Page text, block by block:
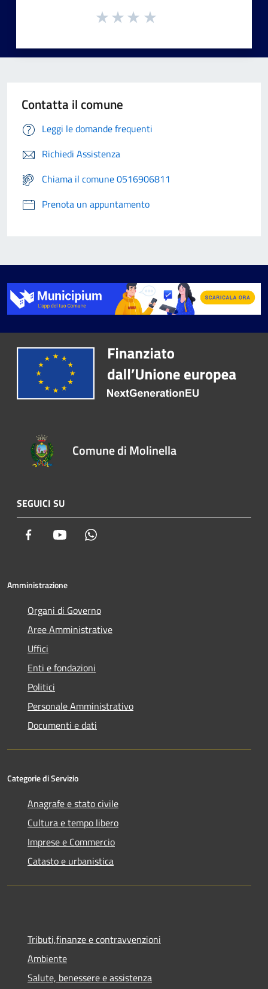
Contatta il comune
Leggi le domande frequenti
Richiedi Assistenza
Chiama il comune 0516906811
Prenota un appuntamento
Comune di Molinella
SEGUICI SU
Facebook Youtube
Amministrazione
Organi di Governo
Aree Amministrative
Uffici
Enti e fondazioni
Politici
Personale Amministrativo
Documenti e dati
Categorie di Servizio
Anagrafe e stato civile
Cultura e tempo libero
Imprese e Commercio
Catasto e urbanistica
Tributi,finanze e contravvenzioni
Ambiente
Salute, benessere e assistenza